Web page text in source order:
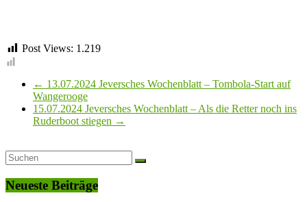
Post Views: 1.219
← 13.07.2024 Jeversches Wochenblatt – Tombola-Start auf
Wangerooge
15.07.2024 Jeversches Wochenblatt – Als die Retter noch ins
Ruderboot stiegen →
Neueste Beiträge